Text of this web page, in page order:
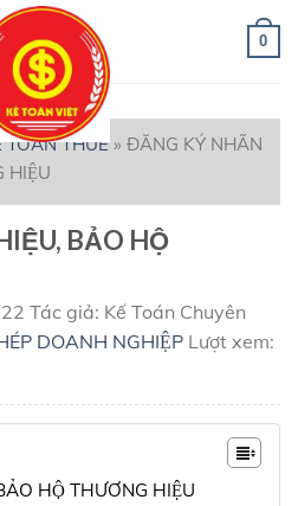
0
TOÁN THUẾ» ĐĂNG KÝ NHÃN
HIỆU
BẢO HỘ
Tác giả: Kế Toán Chuyên
DOANH NGHIỆP Lượt xem:
HỘ THƯƠNG HIỆU